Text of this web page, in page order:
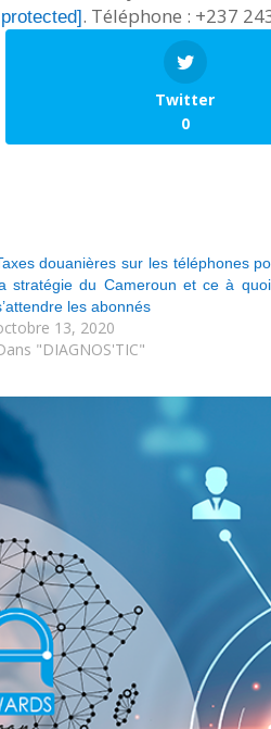
. Téléphone : +237
Twitter
0
douanières sur les téléphones
stratégie du Cameroun et ce à
les abonnés
13, 2020
"DIAGNOS'TIC"